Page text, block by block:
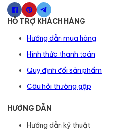
HỖ TRỢ KHÁCH HÀNG
Hướng dẫn mua hàng
Hình thức thanh toán
Quy định đổi sản phẩm
Câu hỏi thường gặp
HƯỚNG DẪN
Hướng dẫn kỹ thuật